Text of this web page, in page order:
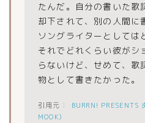
たんだ。自分の書いた歌
却下されて、別の人間に
ソングライターとしては
それでどれくらい彼がシ
らないけど、せめて、歌
物として書きたかった。
BURRN! PRESENTS
MOOK)